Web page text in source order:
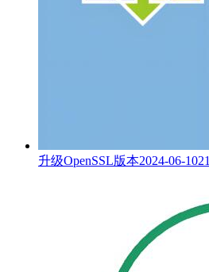
升级OpenSSL版本2024-06-1021